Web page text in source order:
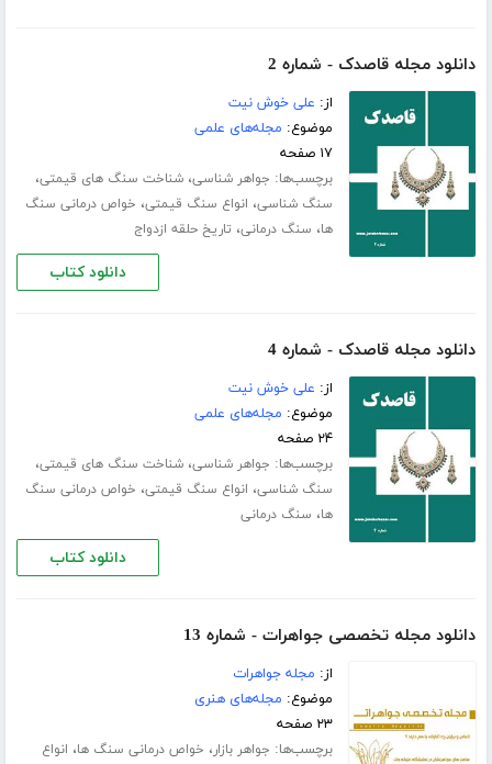
دانلود مجله قاصدک - شماره 2
از: علی خوش نیت
موضوع: مجله‌های علمی
۱۷ صفحه
برچسب‌ها: جواهر شناسی،شناخت سنگ های قیمتی،
سنگ شناسی، انواع سنگ قیمتی، خواص درمانی سنگ
ها، سنگ درمانی، تاریخ حلقه ازدواج
دانلود کتاب
دانلود مجله قاصدک - شماره 4
از: علی خوش نیت
موضوع: مجله‌های علمی
۲۴ صفحه
برچسب‌ها: جواهر شناسی،شناخت سنگ های قیمتی،
سنگ شناسی، انواع سنگ قیمتی، خواص درمانی سنگ
ها، سنگ درمانی
دانلود کتاب
دانلود مجله تخصصی جواهرات - شماره 13
از: مجله جواهرات
موضوع: مجله‌های هنری
۲۳ صفحه
برچسب‌ها: جواهر بازار، خواص درمانی سنگ ها، انواع